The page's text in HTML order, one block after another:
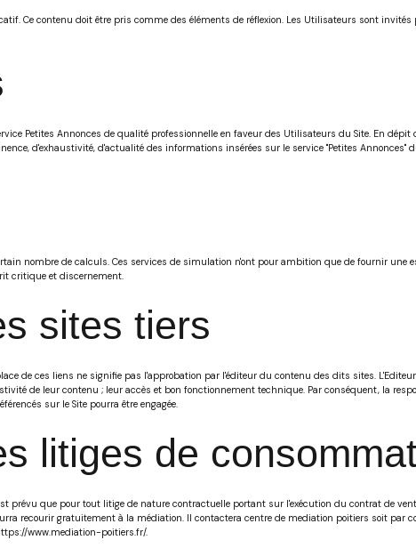
Ce contenu doit être pris comme des éléments de réflexion. Les Utilisateurs sont
Petites Annonces de qualité professionnelle en faveur des Utilisateurs du Site. En
d'exhaustivité, d'actualité des informations insérées sur le service "Petites
nombre de calculs. Ces services de simulation n'ont pour ambition que de fournir une
critique et discernement.
sites tiers
de ces liens ne signifie pas l'approbation par l'éditeur du contenu des dits sites.
de leur contenu ; leur accès et bon fonctionnement technique. Par conséquent, la
sur le Site pourra être engagée.
litiges de
que pour tout litige de nature contractuelle portant sur l'exécution du contrat de
recourir gratuitement à la médiation. Il contactera centre de mediation poitiers soit par
www.mediation-poitiers.fr/.